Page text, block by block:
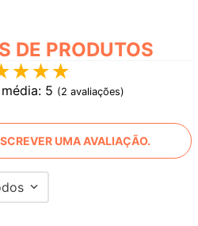
★★★
5 (2 avaliações)
UMA AVALIAÇÃO.